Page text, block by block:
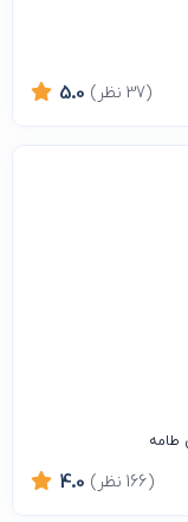
5.0 (37 نظر)
طامه
4.0 (166 نظر)